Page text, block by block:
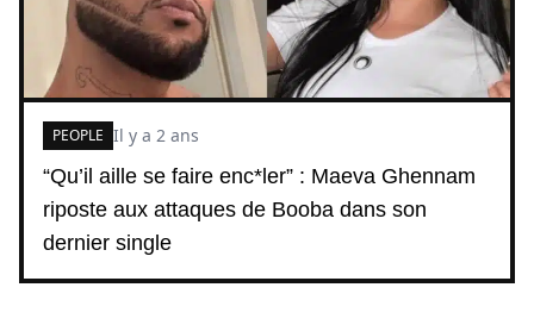
“Qu’il aille se faire enc*ler” : Maeva Ghennam
riposte aux attaques de Booba dans son
dernier single
PEOPLE Il y a 2 ans